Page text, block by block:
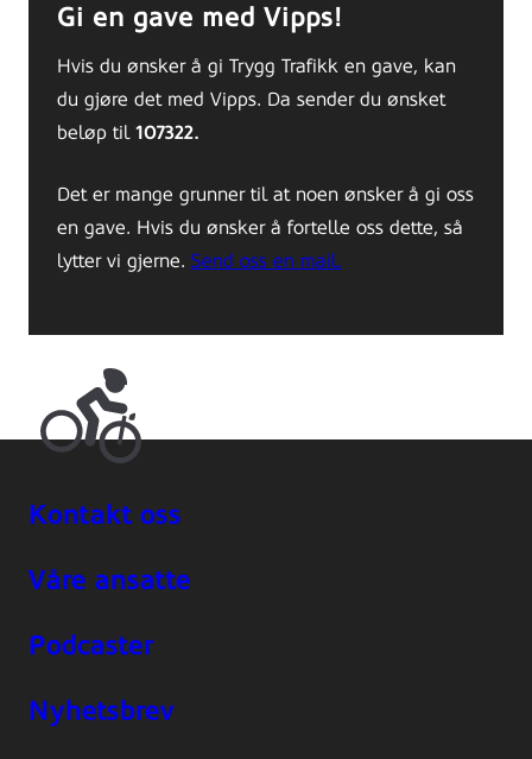
Gi en gave med Vipps!
Hvis du ønsker å gi Trygg Trafikk en gave, kan
du gjøre det med Vipps. Da sender du ønsket
beløp til 107322.
Det er mange grunner til at noen ønsker å gi oss
en gave. Hvis du ønsker å fortelle oss dette, så
lytter vi gjerne. Send oss en mail.
Kontakt oss
Våre ansatte
Podcaster
Nyhetsbrev